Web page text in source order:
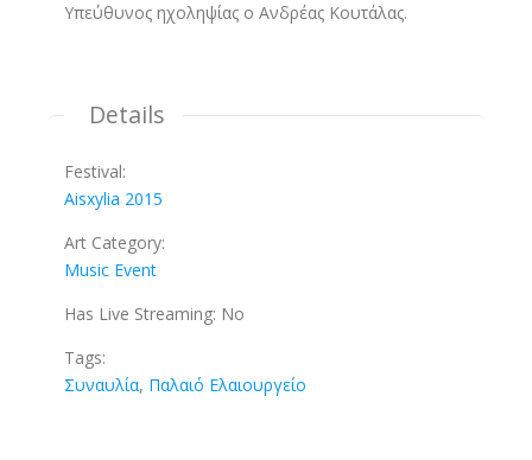
Υπεύθυνος ηχοληψίας ο Ανδρέας Κουτάλας.
Details
Festival:
Aisxylia 2015
Art Category:
Music Event
Has Live Streaming: No
Tags:
Συναυλία, Παλαιό Ελαιουργείο